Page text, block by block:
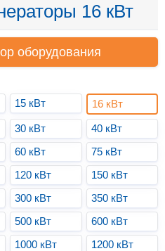
16 кВт
оборудования
15 кВт 16 кВт
30 кВт
40 кВт
60 кВт
75 кВт
120 кВт
150 кВт
300 кВт
350 кВт
500 кВт
600 кВт
1000 кВт
1200 кВт